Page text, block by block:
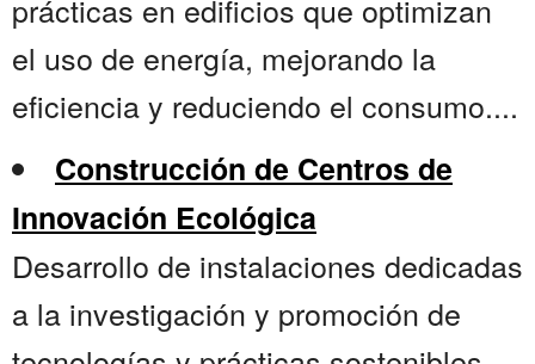
prácticas en edificios que optimizan
el uso de energía, mejorando la
eficiencia y reduciendo el consumo....
Construcción de Centros de
Innovación Ecológica
Desarrollo de instalaciones dedicadas
a la investigación y promoción de